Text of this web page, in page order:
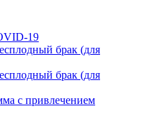
19
брак (для
брак (для
с привлечением